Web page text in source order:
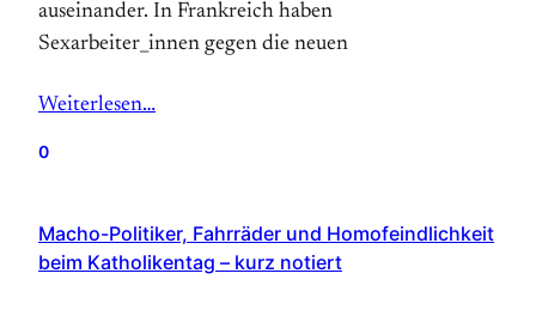
auseinander. In Frankreich haben
Sexarbeiter_innen gegen die neuen
Weiterlesen…
0
Macho-Politiker, Fahrräder und Homofeindlichkeit
beim Katholikentag – kurz notiert